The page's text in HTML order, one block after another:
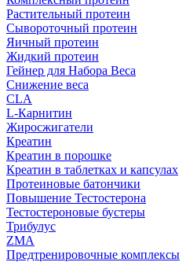
Растительный протеин
Сывороточный протеин
Яичный протеин
Жидкий протеин
Гейнер для Набора Веса
Снижение веса
CLA
L-Карнитин
Жиросжигатели
Креатин
Креатин в порошке
Креатин в таблетках и капсулах
Протеиновые батончики
Повышение Тестостерона
Тестостероновые бустеры
Трибулус
ZMA
Предтренировочные комплексы